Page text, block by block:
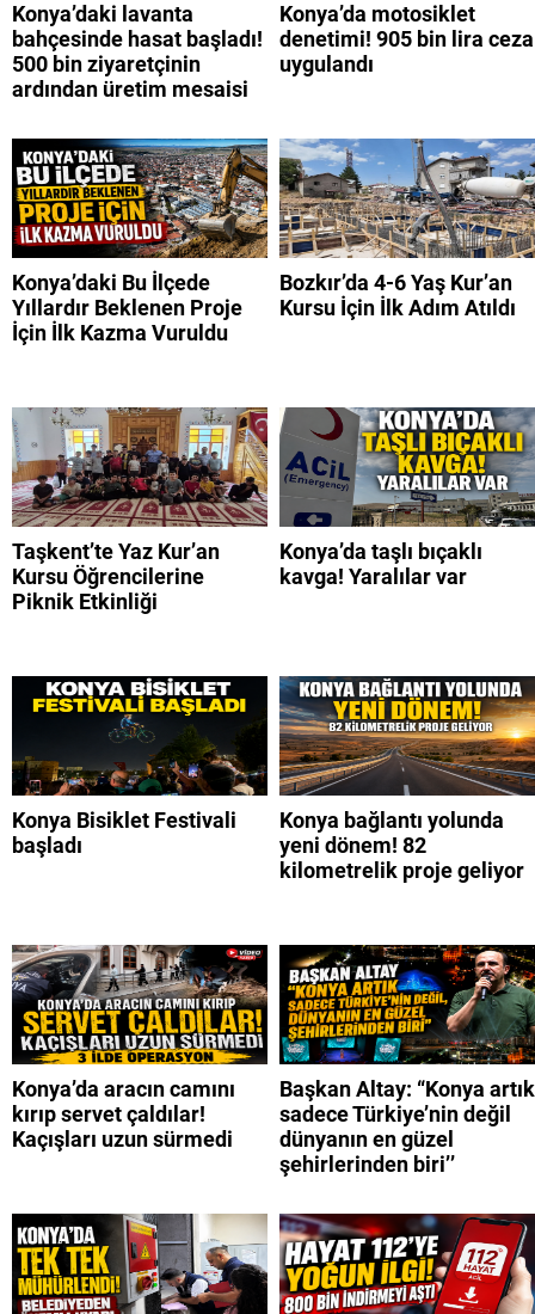
Konya’daki lavanta
bahçesinde hasat başladı!
500 bin ziyaretçinin
ardından üretim mesaisi
Konya’da motosiklet
denetimi! 905 bin lira ceza
uygulandı
Konya’daki Bu İlçede
Yıllardır Beklenen Proje
İçin İlk Kazma Vuruldu
Bozkır’da 4-6 Yaş Kur’an
Kursu İçin İlk Adım Atıldı
Taşkent’te Yaz Kur’an
Kursu Öğrencilerine
Piknik Etkinliği
Konya’da taşlı bıçaklı
kavga! Yaralılar var
Konya Bisiklet Festivali
başladı
Konya bağlantı yolunda
yeni dönem! 82
kilometrelik proje geliyor
Konya’da aracın camını
kırıp servet çaldılar!
Kaçışları uzun sürmedi
Başkan Altay: “Konya artık
sadece Türkiye’nin değil
dünyanın en güzel
şehirlerinden biri’’